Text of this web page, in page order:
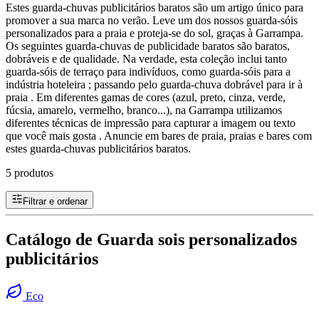
Estes guarda-chuvas publicitários baratos são um artigo único para
promover a sua marca no verão. Leve um dos nossos guarda-sóis
personalizados para a praia e proteja-se do sol, graças à Garrampa.
Os seguintes guarda-chuvas de publicidade baratos são baratos,
dobráveis e de qualidade. Na verdade, esta coleção inclui tanto
guarda-sóis de terraço para indivíduos, como guarda-sóis para a
indústria hoteleira ; passando pelo guarda-chuva dobrável para ir à
praia . Em diferentes gamas de cores (azul, preto, cinza, verde,
fúcsia, amarelo, vermelho, branco...), na Garrampa utilizamos
diferentes técnicas de impressão para capturar a imagem ou texto
que você mais gosta . Anuncie em bares de praia, praias e bares com
estes guarda-chuvas publicitários baratos.
5 produtos
Filtrar e ordenar
Catálogo de Guarda sois personalizados
publicitários
Eco